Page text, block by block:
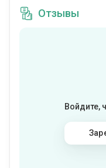
Отзывы
Войдите,